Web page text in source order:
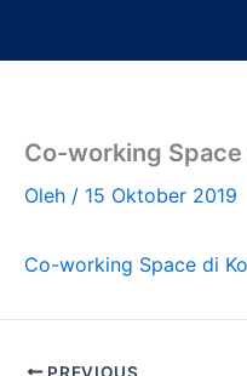
Co-working
Oleh / 15 Oktober 2019
Co-working Space di
PREVIOUS